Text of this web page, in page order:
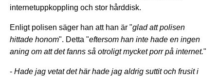
internetuppkoppling och stor hårddisk.
Enligt polisen säger han att han är "glad att polisen
hittade honom". Detta "eftersom han inte hade en ingen
aning om att det fanns så otroligt mycket porr på internet."
- Hade jag vetat det här hade jag aldrig suttit och frusit i